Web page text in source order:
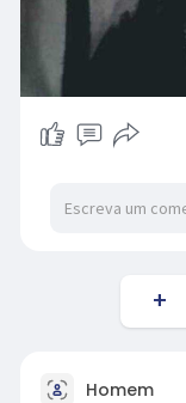
Homem